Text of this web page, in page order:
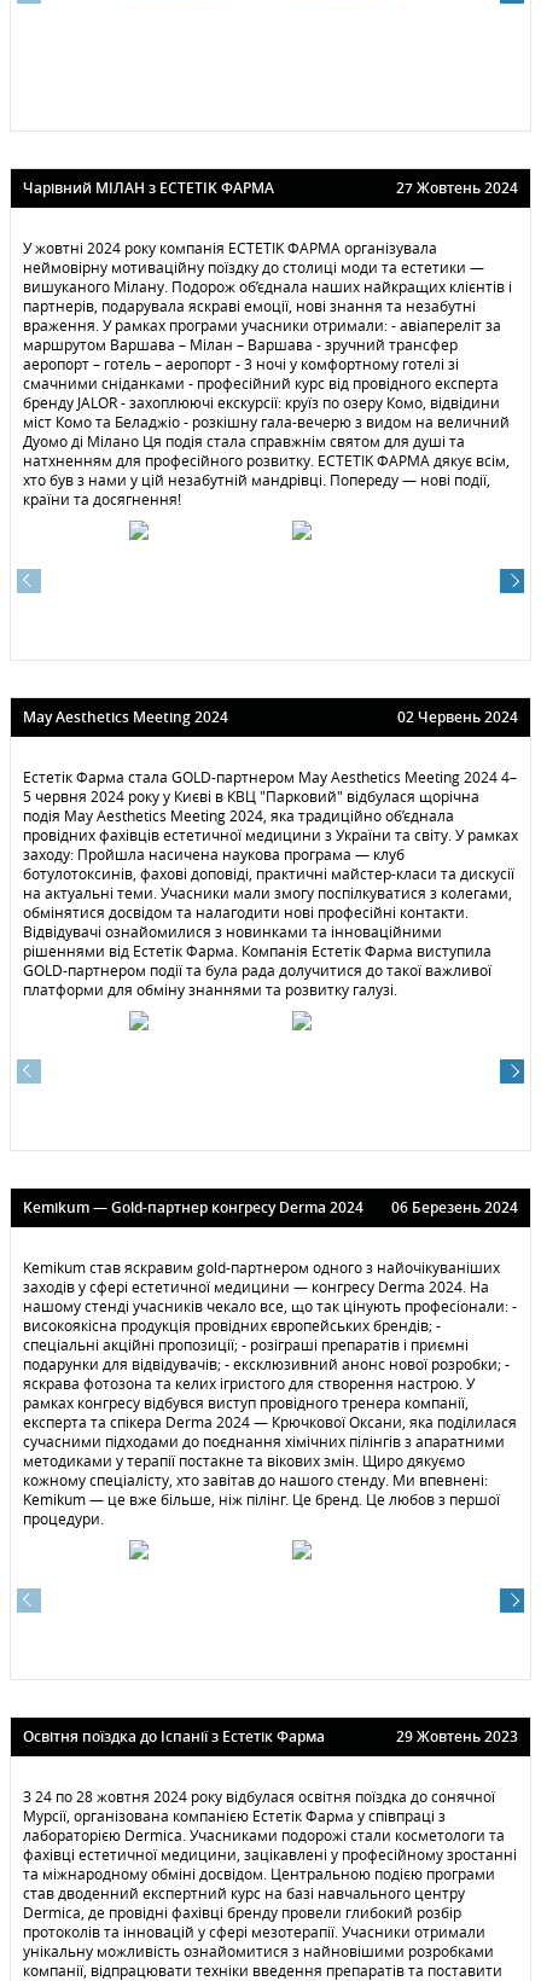
Чарівний МІЛАН з ЕСТЕТIK ФАРМА 27 Жовтень 2024
У жовтні 2024 року компанія ЕСТЕТIK ФАРМА організувала
неймовірну мотиваційну поїздку до столиці моди та естетики —
вишуканого Мілану. Подорож об’єднала наших найкращих клієнтів і
партнерів, подарувала яскраві емоції, нові знання та незабутні
враження. У рамках програми учасники отримали: - авіапереліт за
маршрутом Варшава – Мілан – Варшава - зручний трансфер
аеропорт – готель – аеропорт - 3 ночі у комфортному готелі зі
смачними сніданками - професійний курс від провідного експерта
бренду JALOR - захоплюючі екскурсії: круїз по озеру Комо, відвідини
міст Комо та Беладжіо - розкішну гала-вечерю з видом на величний
Дуомо ді Мілано Ця подія стала справжнім святом для душі та
натхненням для професійного розвитку. ЕСТЕТIK ФАРМА дякує всім,
хто був з нами у цій незабутній мандрівці. Попереду — нові події,
країни та досягнення!
May Aesthetics Meeting 2024 02 Червень 2024
Естетік Фарма стала GOLD-партнером May Aesthetics Meeting 2024 4–
5 червня 2024 року у Києві в КВЦ "Парковий" відбулася щорічна
подія May Aesthetics Meeting 2024, яка традиційно об’єднала
провідних фахівців естетичної медицини з України та світу. У рамках
заходу: Пройшла насичена наукова програма — клуб
ботулотоксинів, фахові доповіді, практичні майстер-класи та дискусії
на актуальні теми. Учасники мали змогу поспілкуватися з колегами,
обмінятися досвідом та налагодити нові професійні контакти.
Відвідувачі ознайомилися з новинками та інноваційними
рішеннями від Естетік Фарма. Компанія Естетік Фарма виступила
GOLD-партнером події та була рада долучитися до такої важливої
платформи для обміну знаннями та розвитку галузі.
Kemikum — Gold-партнер конгресу Derma 2024 06 Березень 2024
Kemikum став яскравим gold-партнером одного з найочікуваніших
заходів у сфері естетичної медицини — конгресу Derma 2024. На
нашому стенді учасників чекало все, що так цінують професіонали: -
високоякісна продукція провідних європейських брендів; -
спеціальні акційні пропозиції; - розіграші препаратів і приємні
подарунки для відвідувачів; - ексклюзивний анонс нової розробки; -
яскрава фотозона та келих ігристого для створення настрою. У
рамках конгресу відбувся виступ провідного тренера компанії,
експерта та спікера Derma 2024 — Крючкової Оксани, яка поділилася
сучасними підходами до поєднання хімічних пілінгів з апаратними
методиками у терапії постакне та вікових змін. Щиро дякуємо
кожному спеціалісту, хто завітав до нашого стенду. Ми впевнені:
Kemikum — це вже більше, ніж пілінг. Це бренд. Це любов з першої
процедури.
Освітня поїздка до Іспанії з Естетiк Фарма 29 Жовтень 2023
З 24 по 28 жовтня 2024 року відбулася освітня поїздка до сонячної
Мурсії, організована компанією Естетiк Фарма у співпраці з
лабораторією Dermica. Учасниками подорожі стали косметологи та
фахівці естетичної медицини, зацікавлені у професійному зростанні
та міжнародному обміні досвідом. Центральною подією програми
став дводенний експертний курс на базі навчального центру
Dermica, де провідні фахівці бренду провели глибокий розбір
протоколів та інновацій у сфері мезотерапії. Учасники отримали
унікальну можливість ознайомитися з найновішими розробками
компанії, відпрацювати техніки введення препаратів та поставити